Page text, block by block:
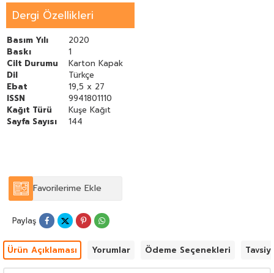
Bilimciler Konuşuyor: İzzettin Önder16. Ulusal Sosyal Bilimler
Kongresi: İktisatçılar ve İktisatları - Asaf Savaş Akat Hüseyin
Özel Seyfettin Gürsel Ömer Faruk ÇolakCari Açık İlelebet
Payidar Kalacak mı? - Serdar Sayan21. Yüzyılda İnsani Gelişmede
Eşitsizlikler: İnsani Gelişme Raporu'nun Düşündürdükleri - Asena
CanerGörünmez Kadın - Duygu Kaplan
Dergi Özellikleri
Basım Yılı
2020
Baskı
1
Cilt Durumu
Karton Kapak
Dil
Türkçe
Ebat
19,5 x 27
ISSN
9941801110
Kağıt Türü
Kuşe Kağıt
Sayfa Sayısı
144
Favorilerime Ekle
Paylaş
Ürün Açıklaması Yorumlar Ödeme Seçenekleri